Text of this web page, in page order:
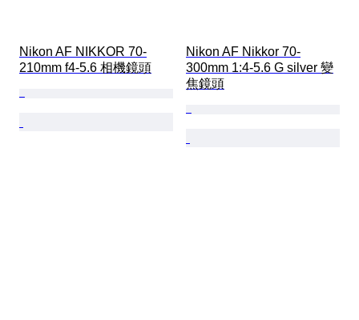
Nikon AF NIKKOR 70-
210mm f4-5.6 相機鏡頭
Nikon AF Nikkor 70-
300mm 1:4-5.6 G silver 變
焦鏡頭